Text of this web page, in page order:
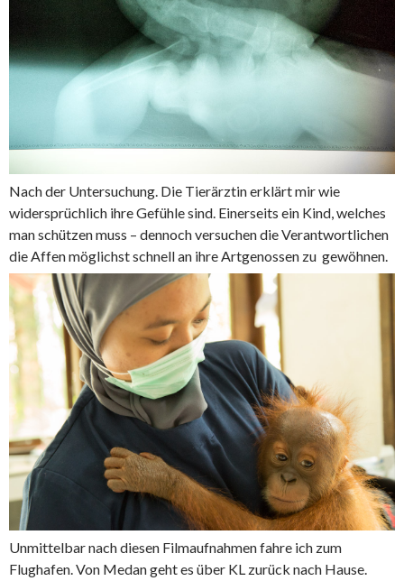
Nach der Untersuchung. Die Tierärztin erklärt mir wie
widersprüchlich ihre Gefühle sind. Einerseits ein Kind, welches
man schützen muss – dennoch versuchen die Verantwortlichen
die Affen möglichst schnell an ihre Artgenossen zu gewöhnen.
Unmittelbar nach diesen Filmaufnahmen fahre ich zum
Flughafen. Von Medan geht es über KL zurück nach Hause.